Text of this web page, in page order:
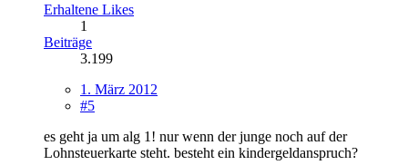
Erhaltene Likes
1
Beiträge
3.199
1. März 2012
#5
es geht ja um alg 1! nur wenn der junge noch auf der
Lohnsteuerkarte steht. besteht ein kindergeldanspruch?